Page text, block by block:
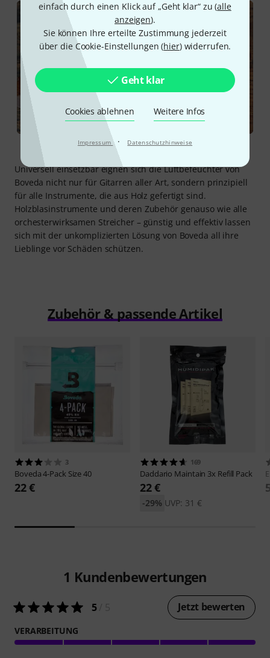
einfach durch einen Klick auf „Geht klar“ zu (alle
anzeigen).
Sie können Ihre erteilte Zustimmung jederzeit
über die Cookie-Einstellungen (hier) widerrufen.
Geht klar
Cookies ablehnen Weitere Infos
Impressum · Datenschutzhinweise
Universell einsetzbar eignen sich die Luftbefeuchter von
Boveda nicht nur für Gitarren aller Art, sondern prinzipiell
für alle Instrumente, die aus Holz gefertigt sind.
Holzblasinstrumente und deren Zubehör genauso wie alle
orchesterwirksamen Streicher – günstig und effektiv lassen
sich mit der unkomplizierten Lösung von Boveda all ihre
Lieblinge vor Schäden schützen.
Zubehör & passende Artikel
3
Boveda4-Pack Size 40
22 €
169
Daddario Maintain 3x Refill Pack
22 €
UVP: 31 €
-29%
1 Kundenbewertungen
5/ 5 Jetzt bewerten
VERARBEITUNG